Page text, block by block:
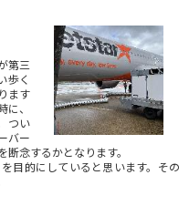
第三
歩く
ます
、
つい
バー
念するかとなります。
目的にしていると思います。その